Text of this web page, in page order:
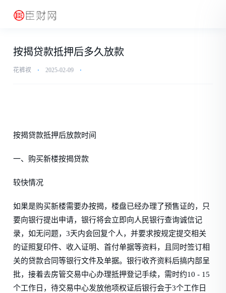
按揭贷款抵押后多久放款
花裤衩 ⋅ 2025-02-09 ⋅
按揭贷款抵押后放款时间
一、购买新楼按揭贷款
较快情况
如果是购买新楼需要办按揭，楼盘已经办理了预售证的，只
要向银行提出申请，银行将会立即向人民银行查询诚信记
录，如无问题，3天内会回复个人，并要求按规定提交相关
的证照复印件、收入证明、首付单据等资料，且同时签订相
关的贷款合同等银行文件及单据。银行收齐资料后搞内部呈
批，接着去房管交易中心办理抵押登记手续，需时约10 - 15
个工作日，待交易中心发放他项权证后银行会于3个工作日